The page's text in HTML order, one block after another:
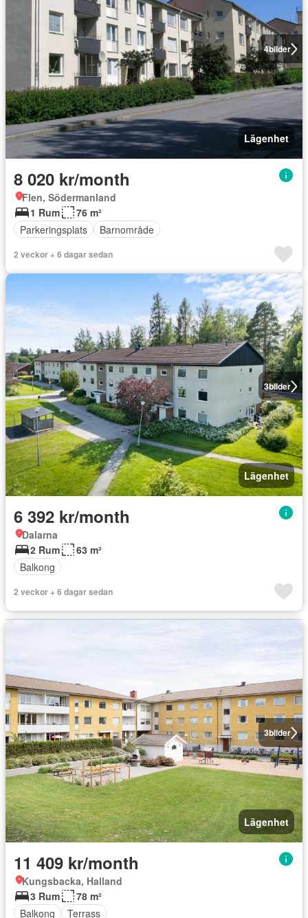
4bilder
Lägenhet
8 020 kr/month
Flen, Södermanland
1 Rum
76 m²
Parkeringsplats
Barnområde
2 veckor + 6 dagar sedan
3bilder
Lägenhet
6 392 kr/month
Dalarna
2 Rum
63 m²
Balkong
2 veckor + 6 dagar sedan
3bilder
Lägenhet
11 409 kr/month
Kungsbacka, Halland
3 Rum
78 m²
Balkong
Terrass